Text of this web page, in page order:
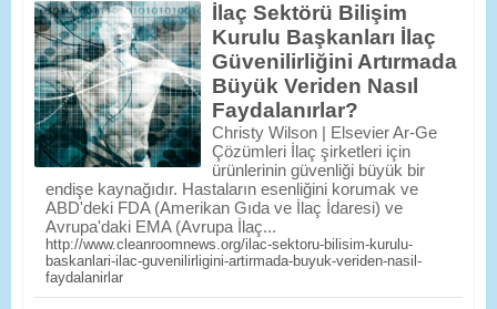
İlaç Sektörü Bilişim
Kurulu Başkanları İlaç
Güvenilirliğini Artırmada
Büyük Veriden Nasıl
Faydalanırlar?
Christy Wilson | Elsevier Ar-Ge
Çözümleri İlaç şirketleri için
ürünlerinin güvenliği büyük bir
endişe kaynağıdır. Hastaların esenliğini korumak ve
ABD'deki FDA (Amerikan Gıda ve İlaç İdaresi) ve
Avrupa'daki EMA (Avrupa İlaç...
http://www.cleanroomnews.org/ilac-sektoru-bilisim-kurulu-
baskanlari-ilac-guvenilirligini-artirmada-buyuk-veriden-nasil-
faydalanirlar